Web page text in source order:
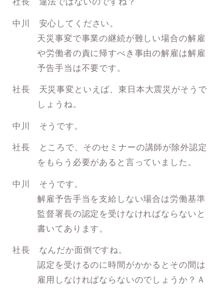
社長 違法ではないのですね？
中川 安心してください。
天災事変で事業の継続が難しい場合の解雇
や労働者の責に帰すべき事由の解雇は解雇
予告手当は不要です。
社長 天災事変といえば、東日本大震災がそうで
しょうね。
中川 そうです。
社長 ところで、そのセミナーの講師が除外認定
をもらう必要があると言っていました。
中川 そうです。
解雇予告手当を支給しない場合は労働基準
監督署長の認定を受けなければならないと
書いてあります。
社長 なんだか面倒ですね。
認定を受けるのに時間がかかるとその間は
雇用しなければならないのでしょうか？Ａ